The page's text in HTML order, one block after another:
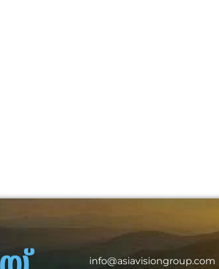
info@asiavisiongroup.com